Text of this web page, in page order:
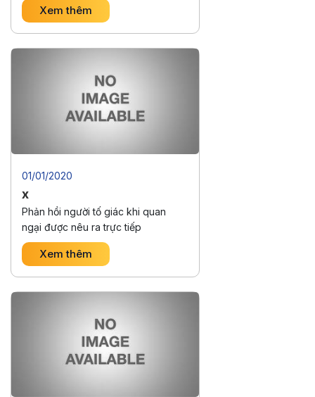
towels on the wall. In that sacred,
would read and know
eyes, And golden patterns in a row.
Chorus Mother, your children …
Xem thêm
01/01/2020
x
Phản hồi người tố giác khi quan
ngại được nêu ra trực tiếp
Xem thêm